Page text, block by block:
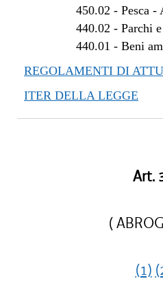
450.02 - Pesca -
440.02 - Parchi
440.01 - Beni
REGOLAMENTI DI
ITER DELLA LEGGE
Art.
(
(1)